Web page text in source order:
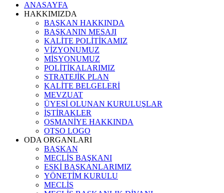
ANASAYFA
HAKKIMIZDA
BAŞKAN HAKKINDA
BAŞKANIN MESAJI
KALİTE POLİTİKAMIZ
VİZYONUMUZ
MİSYONUMUZ
POLİTİKALARIMIZ
STRATEJİK PLAN
KALİTE BELGELERİ
MEVZUAT
ÜYESİ OLUNAN KURULUŞLAR
İŞTİRAKLER
OSMANİYE HAKKINDA
OTSO LOGO
ODA ORGANLARI
BAŞKAN
MECLİS BAŞKANI
ESKİ BAŞKANLARIMIZ
YÖNETİM KURULU
MECLİS